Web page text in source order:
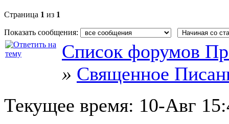
Страница 1 из 1
Показать сообщения:
Список форумов
» Священное
Текущее время: 10-Авг